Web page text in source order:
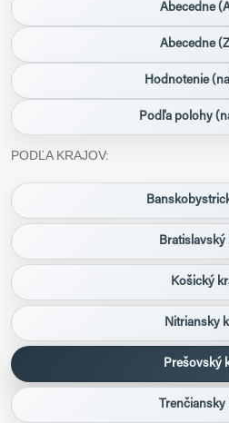
Abecedne
Abecedne
Hodnotenie
Podľa polohy
PODĽA KRAJOV:
Bratislavský
Košický
Nitriansky
Prešovský
Trenčiansky